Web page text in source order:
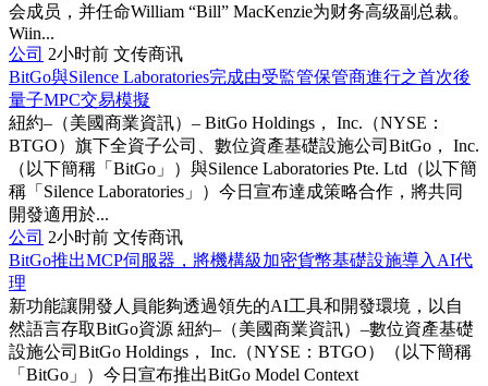
会成员，并任命William “Bill” MacKenzie为财务高级副总裁。
Wiin...
公司 2小时前 文传商讯
BitGo與Silence Laboratories完成由受監管保管商進行之首次後
量子MPC交易模擬
紐約–（美國商業資訊）– BitGo Holdings， Inc.（NYSE：
BTGO）旗下全資子公司、數位資產基礎設施公司BitGo， Inc.
（以下簡稱「BitGo」）與Silence Laboratories Pte. Ltd（以下簡
稱「Silence Laboratories」）今日宣布達成策略合作，將共同
開發適用於...
公司 2小时前 文传商讯
BitGo推出MCP伺服器，將機構級加密貨幣基礎設施導入AI代
理
新功能讓開發人員能夠透過領先的AI工具和開發環境，以自
然語言存取BitGo資源 紐約–（美國商業資訊）–數位資產基礎
設施公司BitGo Holdings， Inc.（NYSE：BTGO）（以下簡稱
「BitGo」）今日宣布推出BitGo Model Context